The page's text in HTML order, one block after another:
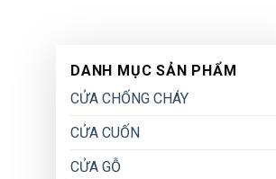
DANH MỤC SẢN PHẨM
CỬA CHỐNG CHÁY
CỬA CUỐN
CỬA GỖ